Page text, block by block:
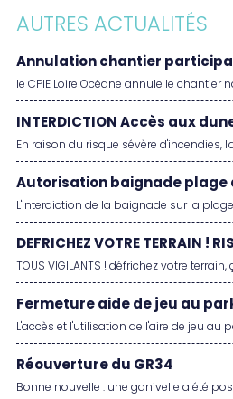
AUTRES ACTUALITÉS
Annulation chantier
le CPIE Loire Océane annule le chantier
INTERDICTION Accès aux
En raison du risque sévère d'incendies,
Autorisation baignade plage
L'interdiction de la baignade sur la
DEFRICHEZ VOTRE TERRAIN !
TOUS VIGILANTS ! défrichez votre
Fermeture aide de jeu au
L'accès et l'utilisation de l'aire de jeu au
Réouverture du GR34
Bonne nouvelle : une ganivelle a été